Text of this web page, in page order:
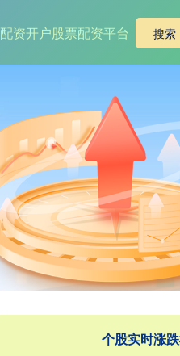
配资开户股票配资平台
个股实时涨